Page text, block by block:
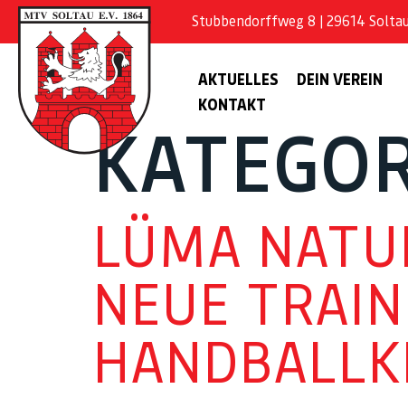
Stubbendorffweg 8 | 29614
AKTUELLES DEIN VEREIN
KONTAKT
LÜMA
NEUE